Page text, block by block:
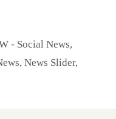
- Social News,
, News Slider,